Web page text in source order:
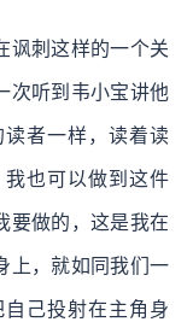
讽刺这样的一个关
次听到韦小宝讲他
者一样，读着读
也可以做到这件
要做的，这是我在
上，就如同我们一
己投射在主角身